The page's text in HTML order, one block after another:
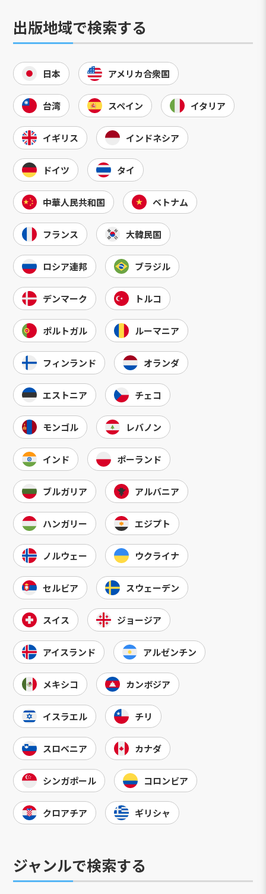
出版地域で検索する
日本 アメリカ合衆国
台湾 スペイン イタリア
イギリス インドネシア
ドイツ タイ
中華人民共和国 ベトナム
フランス 大韓民国
ロシア連邦 ブラジル
デンマーク トルコ
ポルトガル ルーマニア
フィンランド オランダ
エストニア チェコ
モンゴル レバノン
インド ポーランド
ブルガリア アルバニア
ハンガリー エジプト
ノルウェー ウクライナ
セルビア スウェーデン
スイス ジョージア
アイスランド アルゼンチン
メキシコ カンボジア
イスラエル チリ
スロベニア カナダ
シンガポール コロンビア
クロアチア ギリシャ
ジャンルで検索する